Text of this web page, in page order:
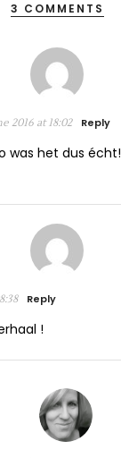
3 COMMENTS
2016 at 18:02 Reply
was het dus écht!
Reply
!